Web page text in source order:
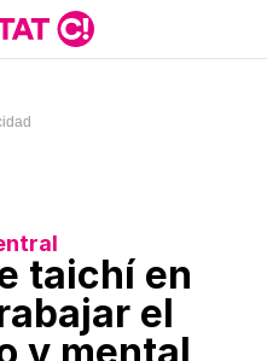
taichí en
el
y mental